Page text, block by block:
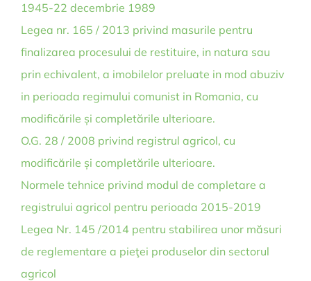
1945-22 decembrie 1989
Legea nr. 165 / 2013 privind masurile pentru
finalizarea procesului de restituire, in natura sau
prin echivalent, a imobilelor preluate in mod abuziv
in perioada regimului comunist in Romania, cu
modificările și completările ulterioare.
O.G. 28 / 2008 privind registrul agricol, cu
modificările și completările ulterioare.
Normele tehnice privind modul de completare a
registrului agricol pentru perioada 2015-2019
Legea Nr. 145 /2014 pentru stabilirea unor măsuri
de reglementare a pieţei produselor din sectorul
agricol